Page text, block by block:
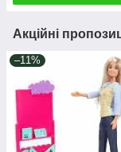
Акційні
–11%